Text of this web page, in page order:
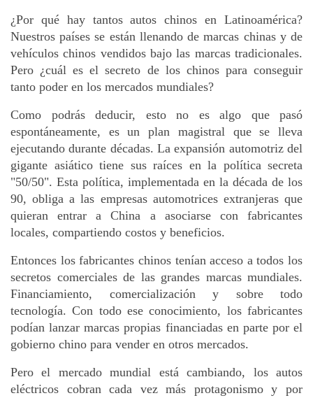
¿Por qué hay tantos autos chinos en Latinoamérica?
Nuestros países se están llenando de marcas chinas y de
vehículos chinos vendidos bajo las marcas tradicionales.
Pero ¿cuál es el secreto de los chinos para conseguir
tanto poder en los mercados mundiales?
Como podrás deducir, esto no es algo que pasó
espontáneamente, es un plan magistral que se lleva
ejecutando durante décadas. La expansión automotriz del
gigante asiático tiene sus raíces en la política secreta
"50/50". Esta política, implementada en la década de los
90, obliga a las empresas automotrices extranjeras que
quieran entrar a China a asociarse con fabricantes
locales, compartiendo costos y beneficios.
Entonces los fabricantes chinos tenían acceso a todos los
secretos comerciales de las grandes marcas mundiales.
Financiamiento, comercialización y sobre todo
tecnología. Con todo ese conocimiento, los fabricantes
podían lanzar marcas propias financiadas en parte por el
gobierno chino para vender en otros mercados.
Pero el mercado mundial está cambiando, los autos
eléctricos cobran cada vez más protagonismo y por